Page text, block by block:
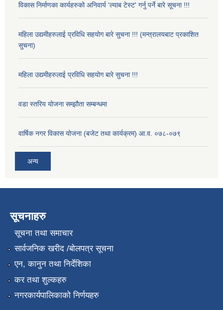
विकास निर्माणका कार्यहरुको अनिवार्य 'ल्याब टेस्ट' गर्नु पर्ने बारे सूचना !!!
महिला उद्यमीहरुलाई प्रविधि सहयोग बारे सुचना !!! (मन्त्रालयबाट प्रकाशित
सुचना)
महिला उद्यमीहरुलाई प्रविधि सहयोग बारे सुचना !!!
वडा स्तरिय योजना सम्झौता सम्बन्धमा
वार्षिक नगर विकास योजना (बजेट तथा कार्यक्रम) आ.व. ०७८-०७९
अन्य
सूचनाहरु
सूचना तथा समाचार
सार्वजनिक खरीद /बोलपत्र सूचना
एन, कानुन तथा निर्देशिका
कर तथा शुल्कहरु
नगरकार्यपालिकाको निर्णयहरु